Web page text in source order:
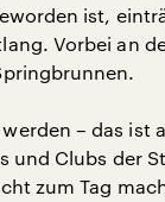
ist,
Vorbei an
– das ist
und Clubs der
zum Tag